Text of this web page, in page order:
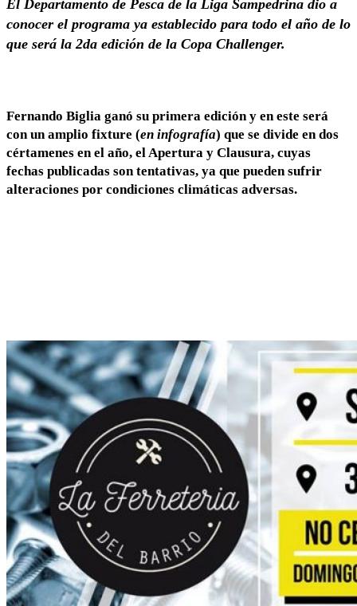
El Departamento de Pesca de la Liga Sampedrina dio a
conocer el programa ya establecido para todo el año de lo
que será la 2da edición de la Copa Challenger.
Fernando Biglia ganó su primera edición y en este será
con un amplio fixture (en infografía) que se divide en dos
cértamenes en el año, el Apertura y Clausura, cuyas
fechas publicadas son tentativas, ya que pueden sufrir
alteraciones por condiciones climáticas adversas.